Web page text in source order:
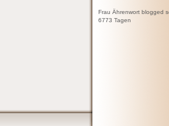
Frau Ährenwort blogged
6773 Tagen